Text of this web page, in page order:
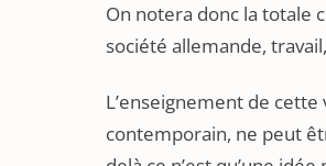
On notera donc la totale
société allemande,
L’enseignement de
contemporain, ne peut